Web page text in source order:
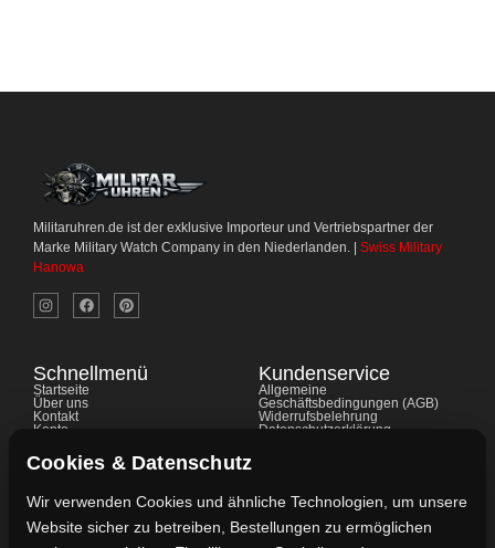
Militaruhren.de ist der exklusive Importeur und Vertriebspartner der
Marke Military Watch Company in den Niederlanden. | Swiss Military
Hanowa
Schnellmenü
Startseite
Über uns
Kontakt
Konto
FAQ's
Kundenservice
Allgemeine
Geschäftsbedingungen (AGB)
Widerrufsbelehrung
Datenschutzerklärung
Cookies & Datenschutz
Wir verwenden Cookies und ähnliche Technologien, um unsere
Website sicher zu betreiben, Bestellungen zu ermöglichen